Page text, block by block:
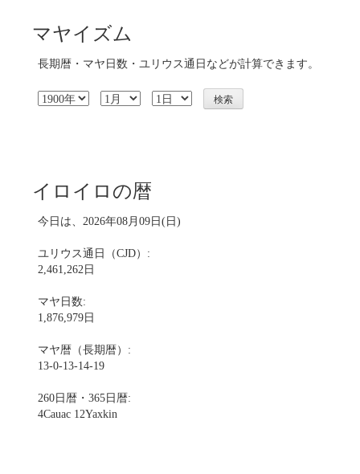
マヤイズム
長期暦・マヤ日数・ユリウス通日などが計算できます。
イロイロの暦
今日は、2026年08月09日(日)
ユリウス通日（CJD）:
2,461,262日
マヤ日数:
1,876,979日
マヤ暦（長期暦）:
13-0-13-14-19
260日暦・365日暦:
4Cauac 12Yaxkin